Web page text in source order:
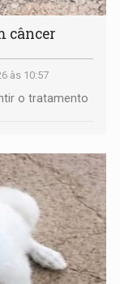
câncer
às 10:57
o tratamento